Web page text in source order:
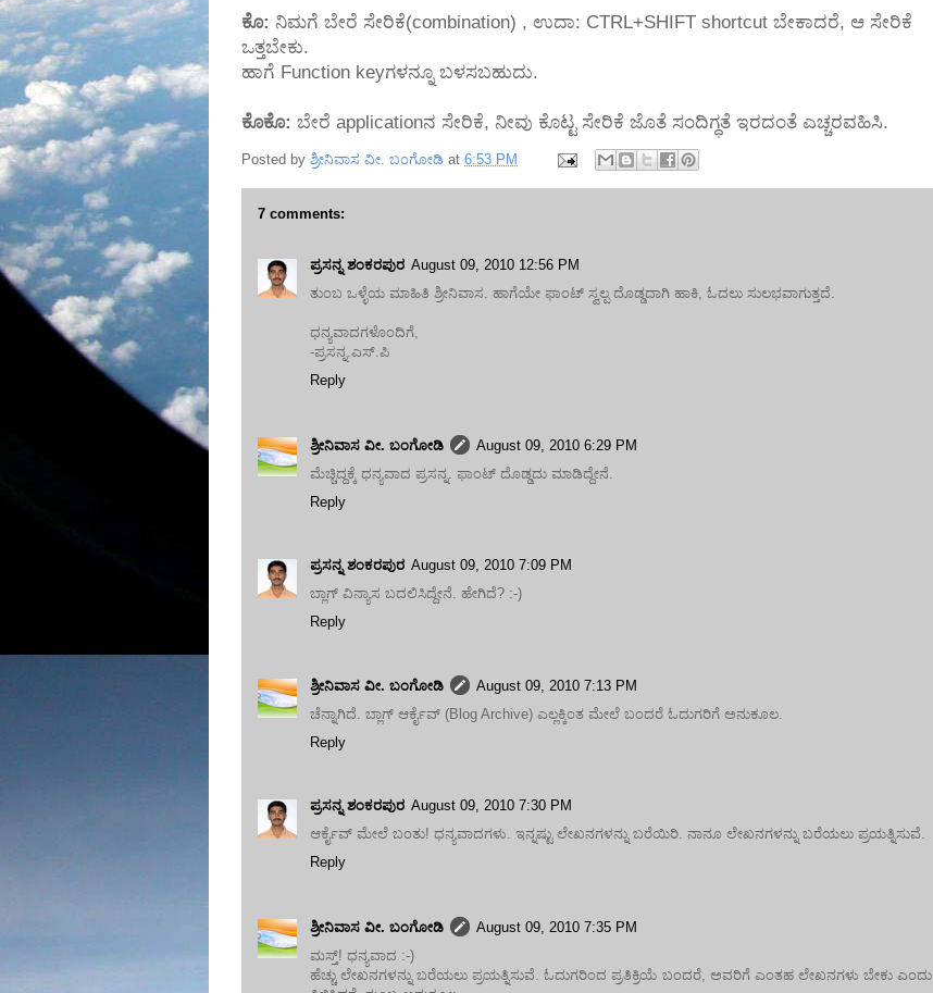
ಕೊ: ನಿಮಗೆ ಬೇರೆ ಸೇರಿಕೆ(combination) , ಉದಾ: CTRL+SHIFT shortcut ಬೇಕಾದರೆ, ಆ ಸೇರಿಕೆ
ಒತ್ತಬೇಕು.
ಹಾಗೆ Function keyಗಳನ್ನೂ ಬಳಸಬಹುದು.
ಕೊಕೊ: ಬೇರೆ applicationನ ಸೇರಿಕೆ, ನೀವು ಕೊಟ್ಟ ಸೇರಿಕೆ ಜೊತೆ ಸಂದಿಗ್ಧತೆ ಇರದಂತೆ ಎಚ್ಚರವಹಿಸಿ.
Posted by ಶ್ರೀನಿವಾಸ ವೀ. ಬಂಗೋಡಿ at 6:53 PM
7 comments:
ಪ್ರಸನ್ನ ಶಂಕರಪುರ August 09, 2010 12:56 PM
ತುಂಬ ಒಳ್ಳೆಯ ಮಾಹಿತಿ ಶ್ರೀನಿವಾಸ. ಹಾಗೆಯೇ ಫಾಂಟ್ ಸ್ವಲ್ಪ ದೊಡ್ಡದಾಗಿ ಹಾಕಿ, ಓದಲು ಸುಲಭವಾಗುತ್ತದೆ.
ಧನ್ಯವಾದಗಳೊಂದಿಗೆ,
-ಪ್ರಸನ್ನ.ಎಸ್.ಪಿ
Reply
ಶ್ರೀನಿವಾಸ ವೀ. ಬಂಗೋಡಿ
August 09, 2010 6:29 PM
ಮೆಚ್ಚಿದ್ದಕ್ಕೆ ಧನ್ಯವಾದ ಪ್ರಸನ್ನ. ಫಾಂಟ್ ದೊಡ್ಡದು ಮಾಡಿದ್ದೇನೆ.
Reply
ಪ್ರಸನ್ನ ಶಂಕರಪುರ August 09, 2010 7:09 PM
ಬ್ಲಾಗ್ ವಿನ್ಯಾಸ ಬದಲಿಸಿದ್ದೇನೆ. ಹೇಗಿದೆ? :-)
Reply
ಶ್ರೀನಿವಾಸ ವೀ. ಬಂಗೋಡಿ
August 09, 2010 7:13 PM
ಚೆನ್ನಾಗಿದೆ. ಬ್ಲಾಗ್ ಆರ್ಕೈವ್ (Blog Archive) ಎಲ್ಲಕ್ಕಿಂತ ಮೇಲೆ ಬಂದರೆ ಓದುಗರಿಗೆ ಅನುಕೂಲ.
Reply
ಪ್ರಸನ್ನ ಶಂಕರಪುರ August 09, 2010 7:30 PM
ಆರ್ಕೈವ್ ಮೇಲೆ ಬಂತು! ಧನ್ಯವಾದಗಳು. ಇನ್ನಷ್ಟು ಲೇಖನಗಳನ್ನು ಬರೆಯಿರಿ. ನಾನೂ ಲೇಖನಗಳನ್ನು ಬರೆಯಲು ಪ್ರಯತ್ನಿಸುವೆ.
Reply
ಶ್ರೀನಿವಾಸ ವೀ. ಬಂಗೋಡಿ
August 09, 2010 7:35 PM
ಮಸ್ತ್! ಧನ್ಯವಾದ :-)
ಹೆಚ್ಚು ಲೇಖನಗಳನ್ನು ಬರೆಯಲು ಪ್ರಯತ್ನಿಸುವೆ. ಓದುಗರಿಂದ ಪ್ರತಿಕ್ರಿಯೆ ಬಂದರೆ, ಅವರಿಗೆ ಎಂತಹ ಲೇಖನಗಳು ಬೇಕು ಎಂದು